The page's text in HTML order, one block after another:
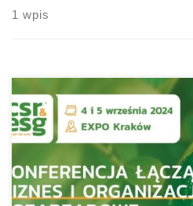
1 wpis
Konferencja „CSR i ESG® - od ludzi
Krakowie